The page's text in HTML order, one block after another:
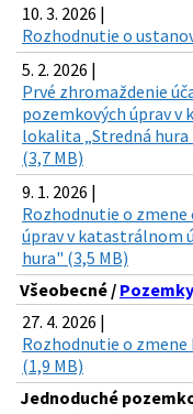
10. 3. 2026 |
Rozhodnutie o
5. 2. 2026 |
Prvé zhromaždenie
pozemkových úprav v
lokalita „Stredná hura
(3,7 MB)
9. 1. 2026 |
Rozhodnutie o zmene
úprav v katastrálnom
hura" (3,5 MB)
Všeobecné /
27. 4. 2026 |
Rozhodnutie o zmene
(1,9 MB)
Jednoduché